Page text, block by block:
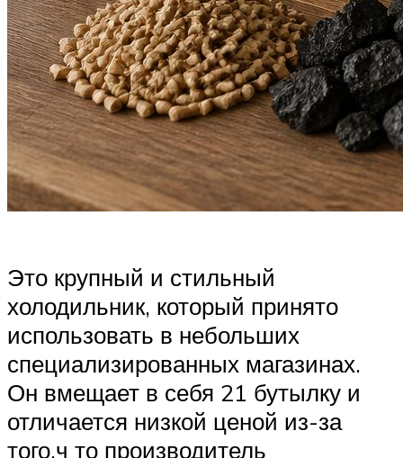
Это крупный и стильный
холодильник, который принято
использовать в небольших
специализированных магазинах.
Он вмещает в себя 21 бутылку и
отличается низкой ценой из-за
того,ч то производитель